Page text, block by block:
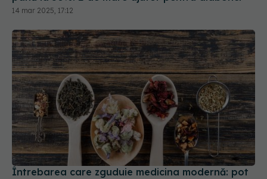
Întrebarea care zguduie medicina modernă: pot
plantele să devină „farmacia viitorului”? Ce spune
știința
25 iun 2026, 14:00